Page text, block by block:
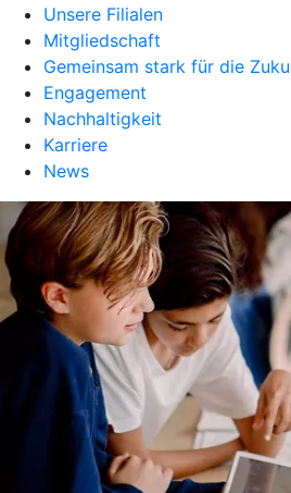
Unsere Filialen
Mitgliedschaft
Gemeinsam stark für die
Engagement
Nachhaltigkeit
Karriere
News